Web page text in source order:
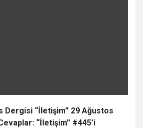
Dergisi “İletişim” 29 Ağustos
“İletişim” #445’i